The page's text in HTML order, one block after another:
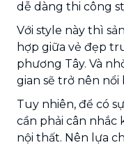
dễ dàng thi công
Với style này thì
hợp giữa vẻ đẹp
phương Tây. Và
gian sẽ trở nên nổi
Tuy nhiên, để có
cần phải cân
nội thất. Nên lựa